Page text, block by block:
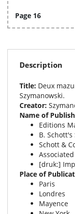
Page 16
Description
Title: Deux
Szymanowski.
Creator:
Name of
Editions
B. Schott's
Schott &
[druk:]
Place of
Paris
Londres
Mayence